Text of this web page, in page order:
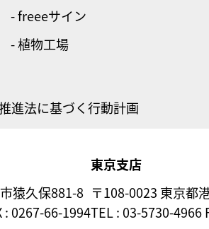
- freeeサイン
- 植物工場
進法に基づく行動計画
猿久保881-8
: 0267-66-1994
東京支店
〒108-0023 東京都
TEL : 03-5730-4966